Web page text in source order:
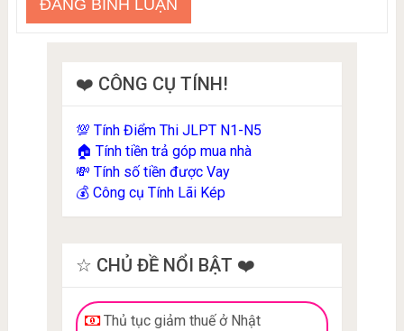
❤️ CÔNG CỤ TÍNH!
💯 Tính Điểm Thi JLPT N1-N5
🏠 Tính tiền trả góp mua nhà
💸 Tính số tiền được Vay
💰 Công cụ Tính Lãi Kép
☆ CHỦ ĐỀ NỔI BẬT ❤️
Thủ tục giảm thuế ở Nhật